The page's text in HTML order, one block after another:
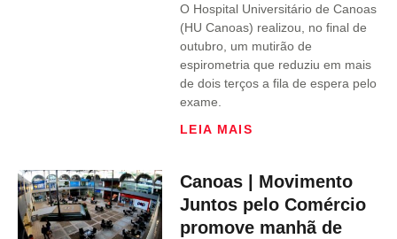
O Hospital Universitário de Canoas
(HU Canoas) realizou, no final de
outubro, um mutirão de
espirometria que reduziu em mais
de dois terços a fila de espera pelo
exame.
LEIA MAIS
Canoas | Movimento
Juntos pelo Comércio
promove manhã de